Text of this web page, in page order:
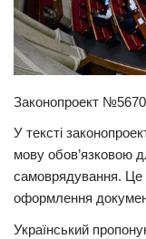
Технології
Історії
Рецепти
Привітання
Здоров’я
Події
Законопроект №5670
У тексті
мову обов’язковою
самоврядування. Це
оформлення
Український